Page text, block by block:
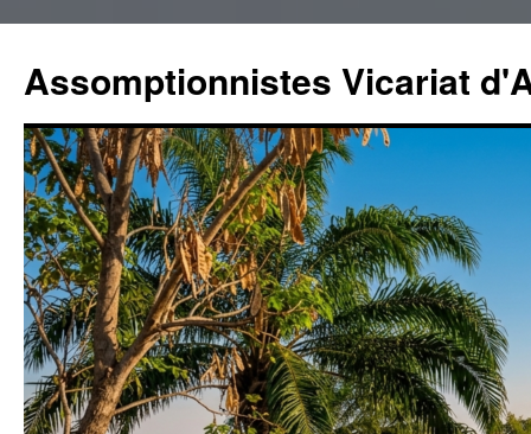
contenu
Assomptionnistes Vicariat